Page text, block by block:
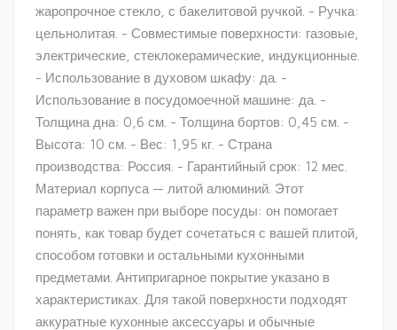
жаропрочное стекло, с бакелитовой ручкой. - Ручка:
цельнолитая. - Совместимые поверхности: газовые,
электрические, стеклокерамические, индукционные.
- Использование в духовом шкафу: да. -
Использование в посудомоечной машине: да. -
Толщина дна: 0,6 см. - Толщина бортов: 0,45 см. -
Высота: 10 см. - Вес: 1,95 кг. - Страна
производства: Россия. - Гарантийный срок: 12 мес.
Материал корпуса — литой алюминий. Этот
параметр важен при выборе посуды: он помогает
понять, как товар будет сочетаться с вашей плитой,
способом готовки и остальными кухонными
предметами. Антипригарное покрытие указано в
характеристиках. Для такой поверхности подходят
аккуратные кухонные аксессуары и обычные